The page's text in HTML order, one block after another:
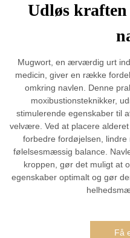
Udløs
Mugwort, en ærværdig urt
medicin, giver en række
omkring navlen. Denne
moxibustionsteknikker,
stimulerende egenskaber til
velvære. Ved at placere
forbedre fordøjelsen,
følelsesmæssig balance.
kroppen, gør det muligt at
egenskaber optimalt og gør
Få